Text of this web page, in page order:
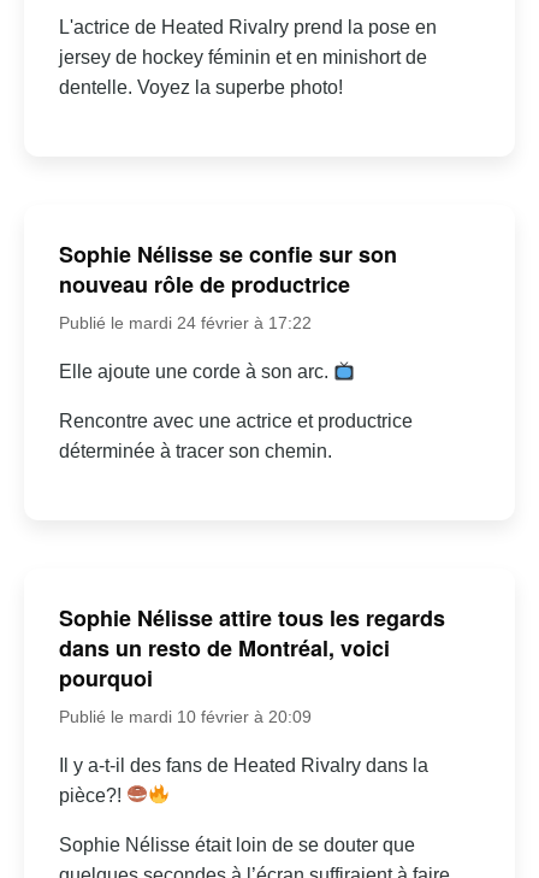
L'actrice de Heated Rivalry prend la pose en
jersey de hockey féminin et en minishort de
dentelle. Voyez la superbe photo!
Sophie Nélisse se confie sur son
nouveau rôle de productrice
Publié le mardi 24 février à 17:22
Elle ajoute une corde à son arc.
Rencontre avec une actrice et productrice
déterminée à tracer son chemin.
Sophie Nélisse attire tous les regards
dans un resto de Montréal, voici
pourquoi
Publié le mardi 10 février à 20:09
Il y a-t-il des fans de Heated Rivalry dans la
pièce?!
Sophie Nélisse était loin de se douter que